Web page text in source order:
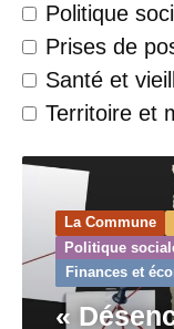
Politique
Prises de
Santé et
Territoire et
La Commune
Politique
Finances et
«